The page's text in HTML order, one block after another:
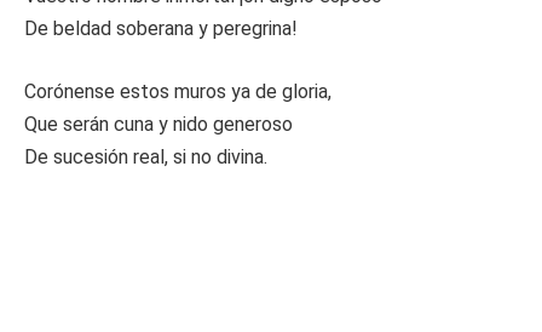
De beldad soberana y peregrina!
Corónense estos muros ya de gloria,
Que serán cuna y nido generoso
De sucesión real, si no divina.